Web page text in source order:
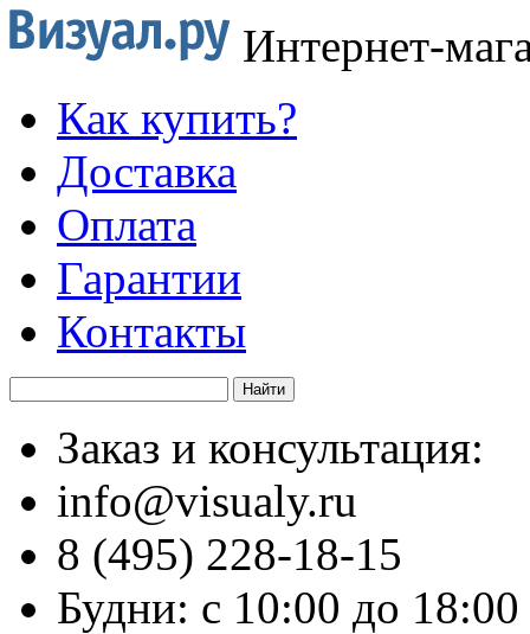
Интернет-
Как купить?
Доставка
Оплата
Гарантии
Контакты
Заказ и консультация:
info@visualy.ru
8 (495) 228-18-15
Будни: с 10:00 до 18:00